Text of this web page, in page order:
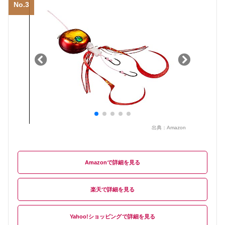
No.3
出典： Amazon
Amazon
楽天
Yahoo!ショッピング